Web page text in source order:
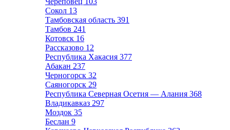
Сокол 13
Тамбовская область 391
Тамбов 241
Котовск 16
Рассказово 12
Республика Хакасия 377
Абакан 237
Черногорск 32
Саяногорск 29
Республика Северная Осетия — Алания 368
Владикавказ 297
Моздок 35
Беслан 9